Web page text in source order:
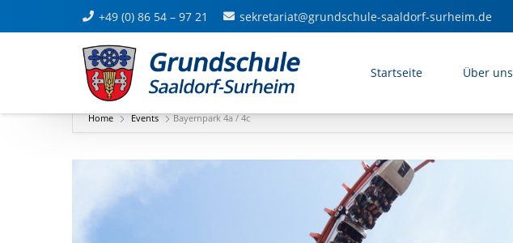
+49 (0) 86 54 – 97 21 sekretariat@grundschule-saaldorf-surheim.de
Startseite Über uns
Home Events Bayernpark 4a / 4c